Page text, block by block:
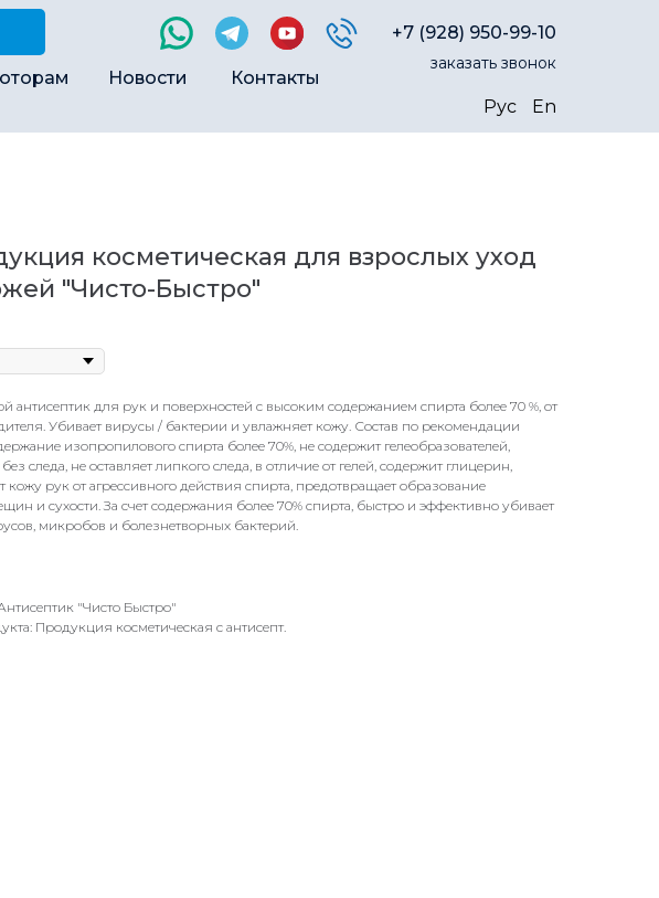
+7 (928) 950-99-10
заказать звонок
Контакты
Новости
Рус
En
косметическая для взрослых уход
"Чисто-Быстро"
антисептик для рук и поверхностей с высоким содержанием спирта более 70 %, от
Убивает вирусы / бактерии и увлажняет кожу. Состав по рекомендации
изопропилового спирта более 70%, не содержит гелеобразователей,
следа, не оставляет липкого следа, в отличие от гелей, содержит глицерин,
кожу рук от агрессивного действия спирта, предотвращает образование
и сухости. За счет содержания более 70% спирта, быстро и эффективно убивает
микробов и болезнетворных бактерий.
"Чисто Быстро"
Продукция косметическая с антисепт.